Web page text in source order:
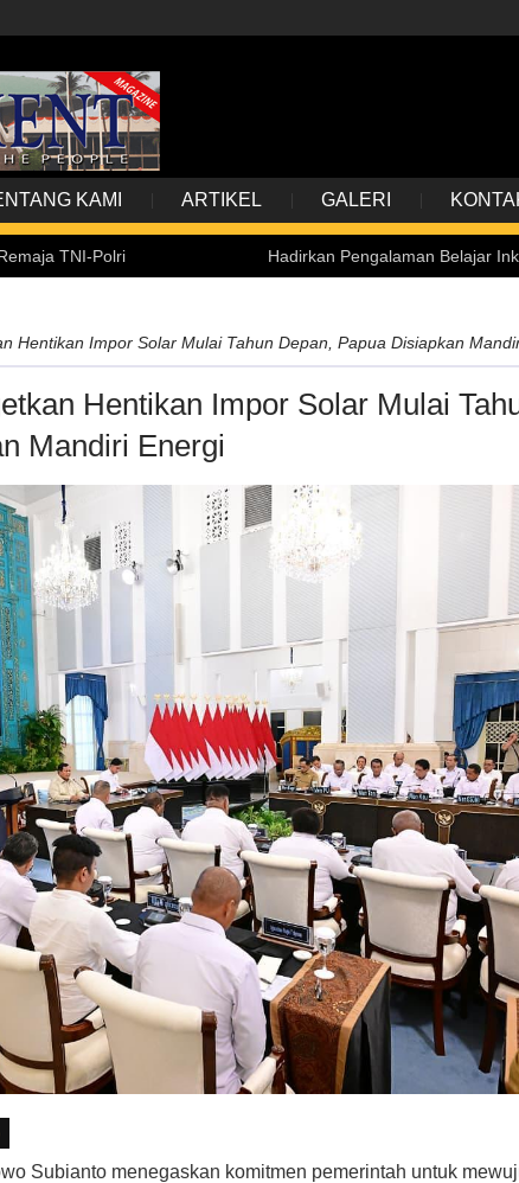
KAMI ARTIKEL GALERI
Polri Hadirkan Pengalaman Belajar Inklusif,
Hentikan Impor Solar Mulai Tahun Depan, Papua Disiapkan
Hentikan Impor Solar Mulai
Mandiri Energi
Subianto menegaskan komitmen pemerintah untuk